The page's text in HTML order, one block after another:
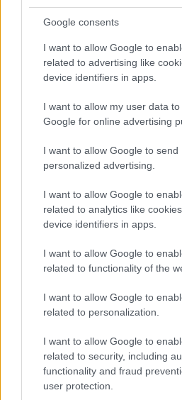
Google consents
I want to allow Google to
related to advertising like
device identifiers in apps.
I want to allow my user data
Google for online advertising
I want to allow Google to send
personalized advertising.
I want to allow Google to
related to analytics like
device identifiers in apps.
I want to allow Google to
related to functionality of the
I want to allow Google to
related to personalization.
I want to allow Google to
related to security, including
functionality and fraud
user protection.
Noemi in ospedale: il racconto
ritorno sul palco
Susanna Riva · 6 Ago 2026
NEWS
Valle d’Aosta: polemiche tra